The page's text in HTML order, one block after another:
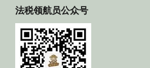
法税领航员公众号